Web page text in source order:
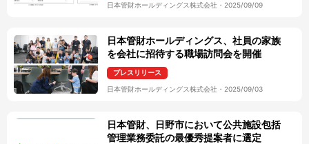
日本管財ホールディングス株式会社 ・ 2025/09/09
日本管財ホールディングス、社員の家族
を会社に招待する職場訪問会を開催
プレスリリース
日本管財ホールディングス株式会社 ・ 2025/09/03
日本管財、日野市において公共施設包括
管理業務委託の最優秀提案者に選定